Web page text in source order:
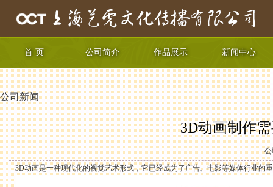
首 页 公司简介 作品展示 新闻中心
公司新闻
3D动画制作
公
3D动画是一种现代化的视觉艺术形式，它已经成为了广告、电影等媒体行业的